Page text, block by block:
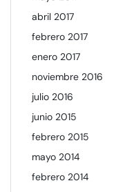
abril 2017
febrero 2017
enero 2017
noviembre 2016
julio 2016
junio 2015
febrero 2015
mayo 2014
febrero 2014